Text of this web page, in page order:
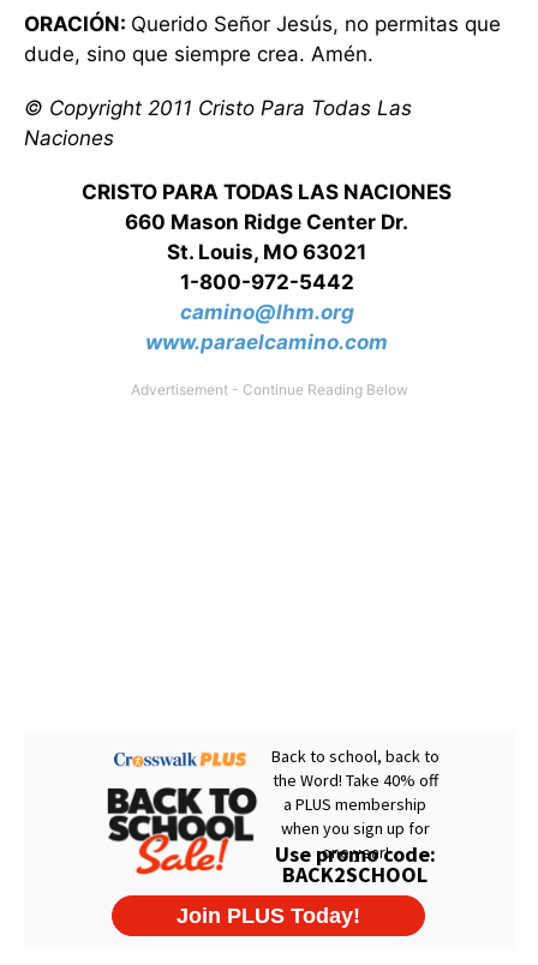
ORACIÓN: Querido Señor Jesús, no permitas que
dude, sino que siempre crea. Amén.
© Copyright 2011 Cristo Para Todas Las
Naciones
CRISTO PARA TODAS LAS NACIONES
660 Mason Ridge Center Dr.
St. Louis, MO 63021
1-800-972-5442
camino@lhm.org
www.paraelcamino.com